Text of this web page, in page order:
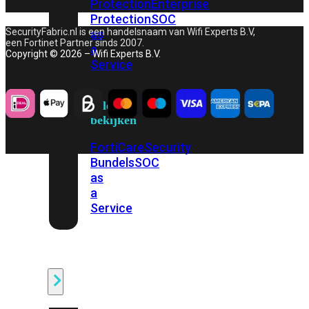
ProtectionEnterprise
ProtectionSOC
as
a
Service
Alles
bekijken
FortiCareSecurity
BundelsSOC
as
a
Service
SecurityFabric.nl is een handelsnaam van Wifi Experts B.V,
een Fortinet Partner sinds 2007.
Copyright © 2026 – Wifi Experts B.V.